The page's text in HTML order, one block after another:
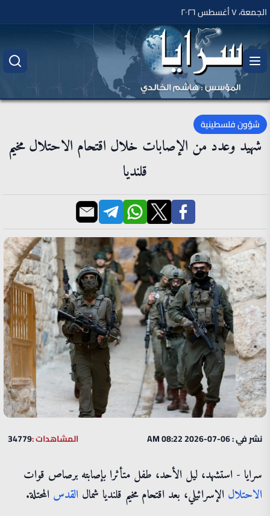
الجمعة، ٧ أغسطس ٢٠٢٦
شؤون فلسطينية
شهيد وعدد من الإصابات خلال اقتحام الاحتلال مخيم
قلنديا
نشر في : 06-07-2026 08:22 AM المشاهدات :34779
سرايا - استشهد، ليل الأحد، طفل متأثرا بإصابته برصاص قوات
الاحتلال الإسرائيلي، بعد اقتحام مخيم قلنديا شمال القدس المحتلة.